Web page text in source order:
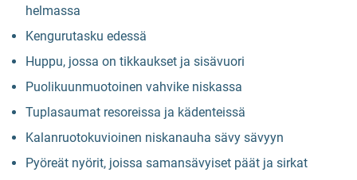
helmassa
Kengurutasku edessä
Huppu, jossa on tikkaukset ja sisävuori
Puolikuunmuotoinen vahvike niskassa
Tuplasaumat resoreissa ja kädenteissä
Kalanruotokuvioinen niskanauha sävy sävyyn
Pyöreät nyörit, joissa samansävyiset päät ja sirkat